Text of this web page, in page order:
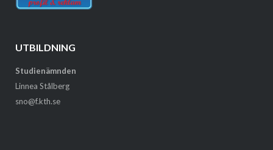
UTBILDNING
Studienämnden
Linnea Stålberg
sno@f.kth.se